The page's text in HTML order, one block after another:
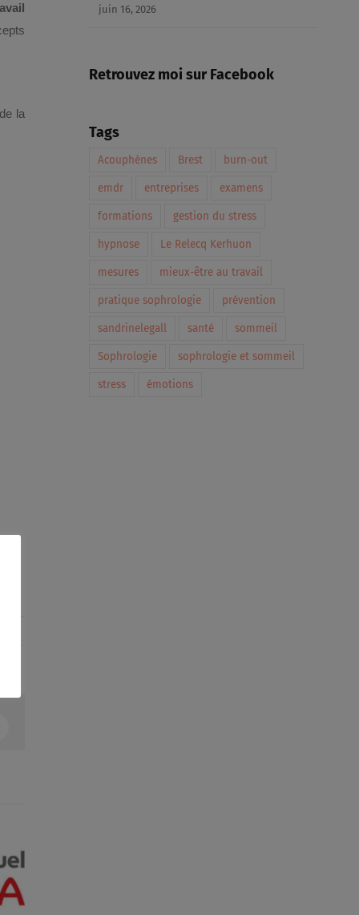
la
juin 16, 2026
Retrouvez moi sur Facebook
Tags
Acouphènes Brest burn-out
emdr entreprises examens
formations gestion du stress
hypnose Le Relecq Kerhuon
mesures mieux-être au travail
pratique sophrologie prévention
sandrinelegall santé sommeil
Sophrologie sophrologie et sommeil
stress émotions